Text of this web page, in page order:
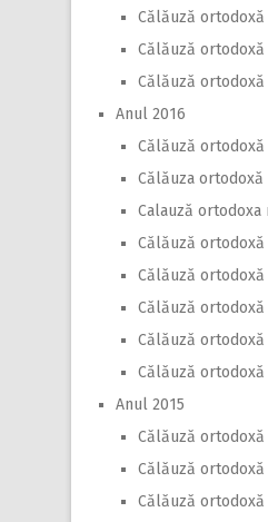
Călăuză ortodoxă
Călăuză ortodoxă
Călăuză ortodoxă
Anul 2016
Călăuză ortodoxă
Călăuza ortodoxă
Calauză ortodoxa
Călăuză ortodoxă
Călăuză ortodoxă
Călăuză ortodoxă
Călăuză ortodoxă
Călăuză ortodoxă
Anul 2015
Călăuză ortodoxă
Călăuză ortodoxă
Călăuză ortodoxă